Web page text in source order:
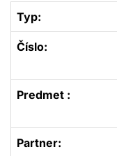
v
novom
okne
Typ:
Číslo:
Predmet :
Partner: